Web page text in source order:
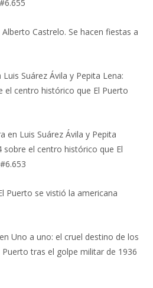
Castrelo. Se hacen fiestas a
Luis Suárez Ávila y Pepita Lena:
el centro histórico que El Puerto
en Luis Suárez Ávila y Pepita
sobre el centro histórico que El
Puerto se vistió la americana
en Uno a uno: el cruel destino de los
tras el golpe militar de 1936